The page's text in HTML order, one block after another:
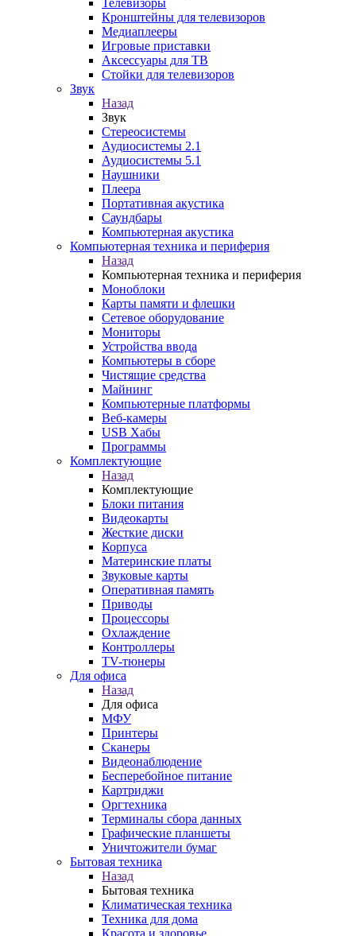
Телевизоры
Кронштейны для телевизоров
Медиаплееры
Игровые приставки
Аксессуары для ТВ
Стойки для телевизоров
Звук
Назад
Звук
Стереосистемы
Аудиосистемы 2.1
Аудиосистемы 5.1
Наушники
Плеера
Портативная акустика
Саундбары
Компьютерная акустика
Компьютерная техника и периферия
Назад
Компьютерная техника и периферия
Моноблоки
Карты памяти и флешки
Сетевое оборудование
Мониторы
Устройства ввода
Компьютеры в сборе
Чистящие средства
Майнинг
Компьютерные платформы
Веб-камеры
USB Хабы
Программы
Комплектующие
Назад
Комплектующие
Блоки питания
Видеокарты
Жесткие диски
Корпуса
Материнские платы
Звуковые карты
Оперативная память
Приводы
Процессоры
Охлаждение
Контроллеры
TV-тюнеры
Для офиса
Назад
Для офиса
МФУ
Принтеры
Сканеры
Видеонаблюдение
Бесперебойное питание
Картриджи
Оргтехника
Терминалы сбора данных
Графические планшеты
Уничтожители бумаг
Бытовая техника
Назад
Бытовая техника
Климатическая техника
Техника для дома
Красота и здоровье